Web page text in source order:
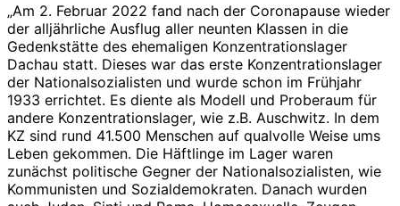
„Am 2. Februar 2022 fand nach der Coronapause wieder
der alljährliche Ausflug aller neunten Klassen in die
Gedenkstätte des ehemaligen Konzentrationslager
Dachau statt. Dieses war das erste Konzentrationslager
der Nationalsozialisten und wurde schon im Frühjahr
1933 errichtet. Es diente als Modell und Proberaum für
andere Konzentrationslager, wie z.B. Auschwitz. In dem
KZ sind rund 41.500 Menschen auf qualvolle Weise ums
Leben gekommen. Die Häftlinge im Lager waren
zunächst politische Gegner der Nationalsozialisten, wie
Kommunisten und Sozialdemokraten. Danach wurden